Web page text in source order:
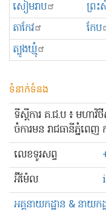
សៀមរាប
ព្រ
តាកែវ
កែប
ត្បូងឃ្មុំ
ទំនាក់ទំនង
ទីស្ដីការ គ.ជ.ប ៖ មហាវិ
ចំការមន រាជធានីភ្នំពេញ
លេខ​ទូរសព្ទ
អ៊ីម៉ែល
អគ្គនាយកដ្ឋាន & នាយកដ្